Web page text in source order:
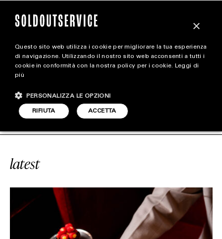
magazine
STYLE
FOOTWEAR
BARATTI & MILANO
latest
×
Questo sito web utilizza i cookie per migliorare la tua esperienza
di navigazione. Utilizzando il nostro sito web acconsenti a tutti i
cookie in conformità con la nostra policy per i cookie. Leggi di
più
ACCETTA
RIFIUTA
PERSONALIZZA LE OPZIONI